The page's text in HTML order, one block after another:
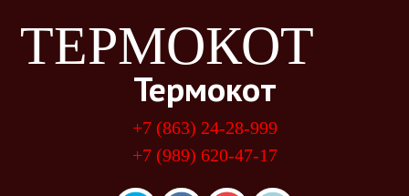
ТЕРМОКОТ
Термокот
+7 (863) 24-28-999
+7 (989) 620-47-17